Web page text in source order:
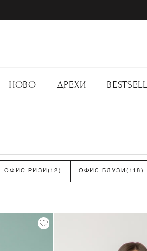
НОВО ДРЕХИ
ОФИС РИЗИ(12) ОФИС БЛУЗИ(118)